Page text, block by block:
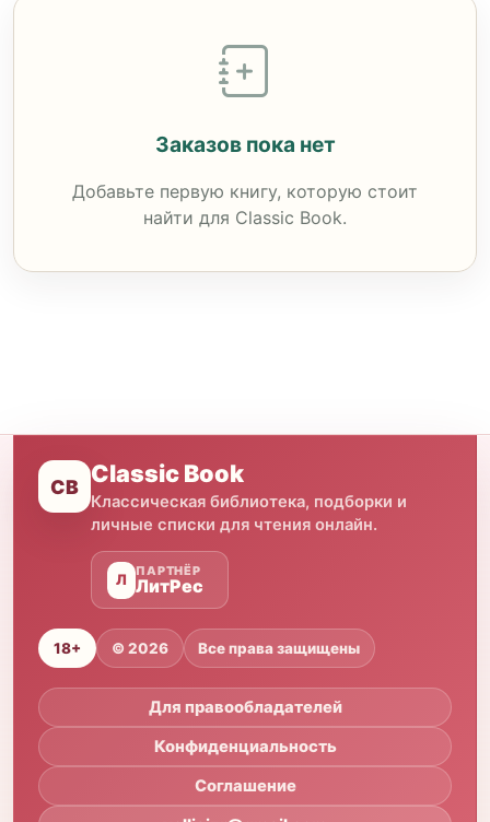
Заказов пока нет
Добавьте первую книгу, которую стоит
найти для Classic Book.
CB Classic Book
Классическая библиотека, подборки и
личные списки для чтения онлайн.
Л
ПАРТНЁР
ЛитРес
18+ © 2026 Все права защищены
Для правообладателей
Конфиденциальность
Соглашение